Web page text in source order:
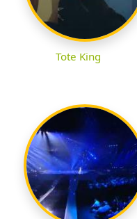
Tote King